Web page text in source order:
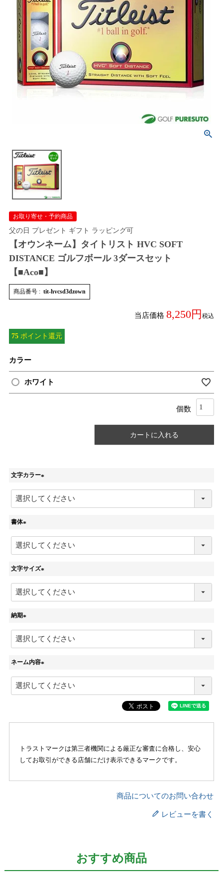
お取り寄せ・予約商品
父の日 プレゼント ギフト ラッピング可
【オウンネーム】タイトリスト HVC SOFT
DISTANCE ゴルフボール 3ダースセット
【■Aco■】
商品番号 tit-hvcsd3dzown
当店価格 8,250 税込
75 ポイント還元
カラー
ホワイト
カートに入れる
文字カラー
(
必
須
書体
(
必
須
)
文字サイズ
(
必
須
納期
(
必
須
)
ネーム内容
(
必
須
トラストマークは第三者機関による厳正な審査に合格し、安心
してお取引ができる店舗にだけ表示できるマークです。
商品についてのお問い合わせ
レビューを書く
おすすめ商品